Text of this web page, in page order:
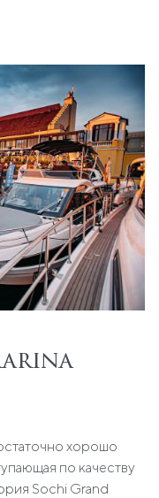
хорошо
по качеству
Sochi Grand